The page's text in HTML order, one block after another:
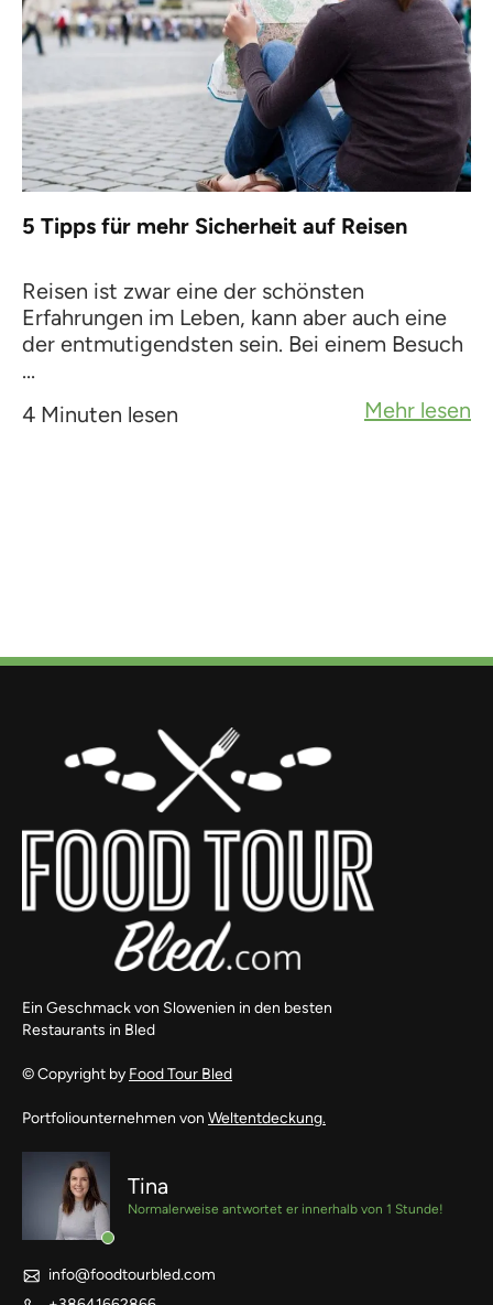
5 Tipps für mehr Sicherheit auf Reisen
Reisen ist zwar eine der schönsten
Erfahrungen im Leben, kann aber auch eine
der entmutigendsten sein. Bei einem Besuch
...
4 Minuten lesen
Mehr lesen
Ein Geschmack von Slowenien in den besten
Restaurants in Bled
© Copyright by Food Tour Bled
Portfoliounternehmen von Weltentdeckung.
Tina
Normalerweise antwortet er innerhalb von 1 Stunde!
info@foodtourbled.com